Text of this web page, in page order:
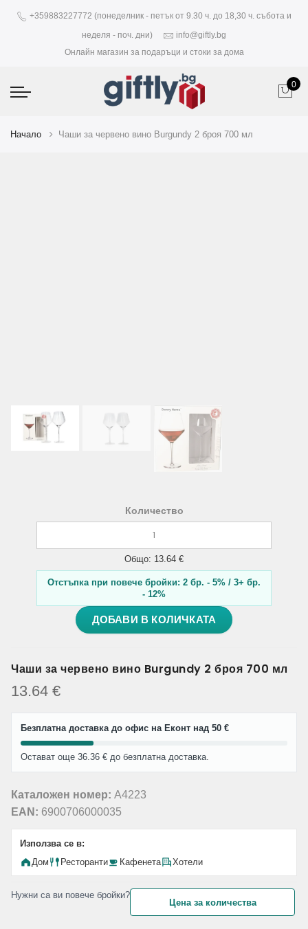
+359883227772 (понеделник - петък от 9.30 ч. до 18,30 ч. събота и
неделя - поч. дни)
info@giftly.bg
Онлайн магазин за подаръци и стоки за дома
0
Начало Чаши за червено вино Burgundy 2 броя 700 мл
Количество
Общо: 13.64 €
Отстъпка при повече бройки: 2 бр. - 5% / 3+ бр.
- 12%
ДОБАВИ В КОЛИЧКАТА
Чаши за червено вино Burgundy 2 броя 700 мл
13.64 €
Безплатна доставка до офис на Еконт над 50 €
Остават още 36.36 € до безплатна доставка.
Каталожен номер: A4223
EAN: 6900706000035
Използва се в:
Дом
Ресторанти Кафенета Хотели
Нужни са ви повече бройки?
Цена за количества